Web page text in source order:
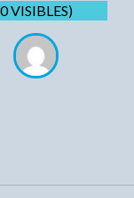
VISIBLES)